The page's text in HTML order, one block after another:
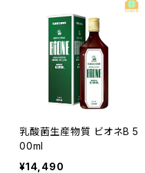
乳酸菌生産物質 ビオネB 5
00ml
¥14,490